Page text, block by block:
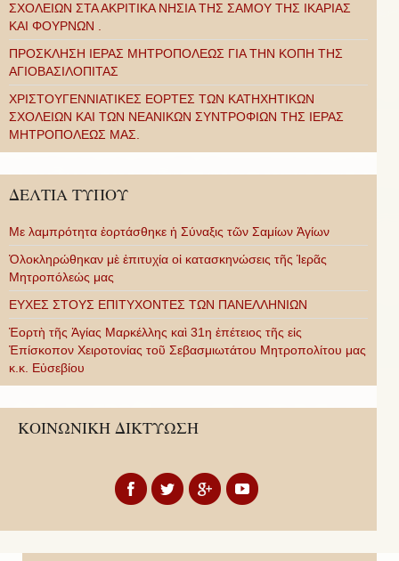
ΣΧΟΛΕΙΩΝ ΣΤΑ ΑΚΡΙΤΙΚΑ ΝΗΣΙΑ ΤΗΣ ΣΑΜΟΥ ΤΗΣ ΙΚΑΡΙΑΣ
ΚΑΙ ΦΟΥΡΝΩΝ .
ΠΡΟΣΚΛΗΣΗ ΙΕΡΑΣ ΜΗΤΡΟΠΟΛΕΩΣ ΓΙΑ ΤΗΝ ΚΟΠΗ ΤΗΣ
ΑΓΙΟΒΑΣΙΛΟΠΙΤΑΣ
ΧΡΙΣΤΟΥΓΕΝΝΙΑΤΙΚΕΣ ΕΟΡΤΕΣ ΤΩΝ ΚΑΤΗΧΗΤΙΚΩΝ
ΣΧΟΛΕΙΩΝ ΚΑΙ ΤΩΝ ΝΕΑΝΙΚΩΝ ΣΥΝΤΡΟΦΙΩΝ ΤΗΣ ΙΕΡΑΣ
ΜΗΤΡΟΠΟΛΕΩΣ ΜΑΣ.
ΔΕΛΤΙΑ ΤΥΠΟΥ
Με λαμπρότητα ἑορτάσθηκε ἡ Σύναξις τῶν Σαμίων Ἁγίων
Ὁλοκληρώθηκαν μὲ ἐπιτυχία οἱ κατασκηνώσεις τῆς Ἱερᾶς
Μητροπόλεώς μας
ΕΥΧΕΣ ΣΤΟΥΣ ΕΠΙΤΥΧΟΝΤΕΣ ΤΩΝ ΠΑΝΕΛΛΗΝΙΩΝ
Ἑορτὴ τῆς Ἁγίας Μαρκέλλης καὶ 31η ἐπέτειος τῆς εἰς
Ἐπίσκοπον Χειροτονίας τοῦ Σεβασμιωτάτου Μητροπολίτου μας
κ.κ. Εὐσεβίου
ΚΟΙΝΩΝΙΚΗ ΔΙΚΤΥΩΣΗ